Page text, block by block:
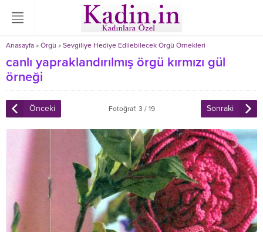
Anasayfa » Örgü » Sevgiliye Hediye Edilebilecek Örgü Örnekleri
canlı yapraklandırılmış örgü kırmızı gül
örneği
Önceki Fotoğraf: 3 / 19 Sonraki